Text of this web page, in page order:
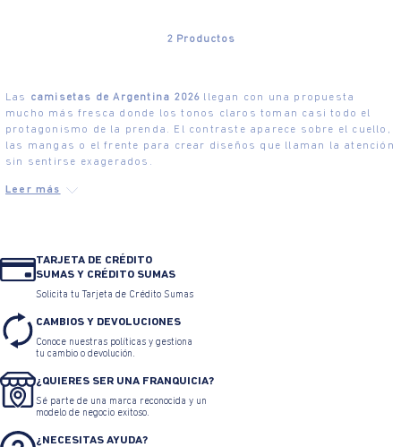
2 Productos
Las camisetas de Argentina 2026 llegan con una propuesta
mucho más fresca donde los tonos claros toman casi todo el
protagonismo de la prenda. El contraste aparece sobre el cuello,
las mangas o el frente para crear diseños que llaman la atención
sin sentirse exagerados.
TARJETA DE CRÉDITO
SUMAS Y CRÉDITO SUMAS
Solicita tu Tarjeta de Crédito Sumas
CAMBIOS Y DEVOLUCIONES
Conoce nuestras políticas y gestiona
tu cambio o devolución.
¿QUIERES SER UNA FRANQUICIA?
Sé parte de una marca reconocida y un
modelo de negocio exitoso.
¿NECESITAS AYUDA?